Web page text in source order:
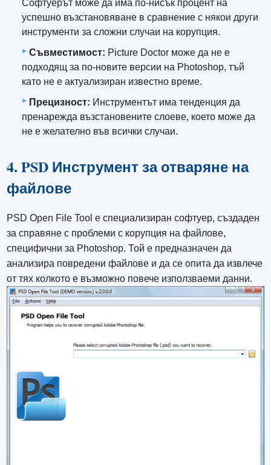
Софтуерът може да има по-нисък процент на
успешно възстановяване в сравнение с някои други
инструменти за сложни случаи на корупция.
Съвместимост: Picture Doctor може да не е
подходящ за по-новите версии на Photoshop, тъй
като не е актуализиран известно време.
Прецизност: Инструментът има тенденция да
пренарежда възстановените слоеве, което може да
не е желателно във всички случаи.
4. PSD Инструмент за отваряне на
файлове
PSD Open File Tool е специализиран софтуер, създаден
за справяне с проблеми с корупция на файлове,
специфични за Photoshop. Той е предназначен да
анализира повредени файлове и да се опита да извлече
от тях колкото е възможно повече използваеми данни.